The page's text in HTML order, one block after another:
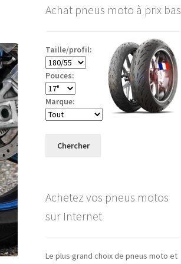
Achat pneus moto à prix bas
Taille/profil:
Pouces:
Marque:
Chercher
Achetez vos pneus motos
sur Internet
Le plus grand choix de pneus moto et